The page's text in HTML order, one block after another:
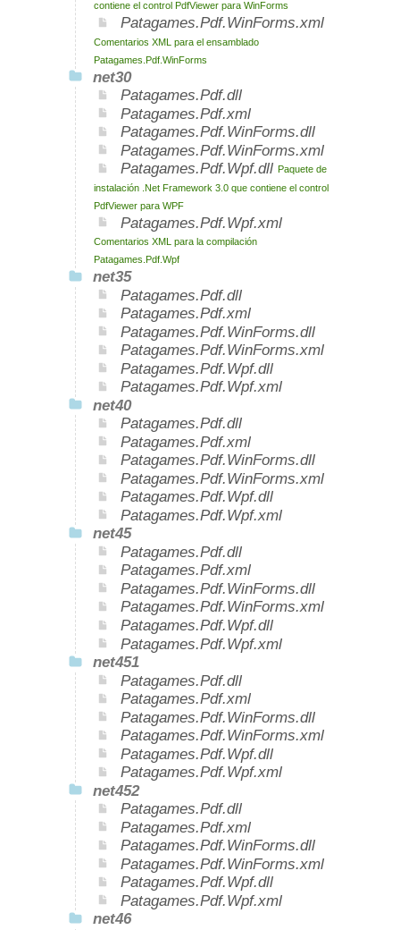
contiene el control PdfViewer para WinForms
Patagames.Pdf.WinForms.xml
Comentarios XML para el ensamblado
Patagames.Pdf.WinForms
net30
Patagames.Pdf.dll
Patagames.Pdf.xml
Patagames.Pdf.WinForms.dll
Patagames.Pdf.WinForms.xml
Patagames.Pdf.Wpf.dll Paquete de
instalación .Net Framework 3.0 que contiene el control
PdfViewer para WPF
Patagames.Pdf.Wpf.xml
Comentarios XML para la compilación
Patagames.Pdf.Wpf
net35
Patagames.Pdf.dll
Patagames.Pdf.xml
Patagames.Pdf.WinForms.dll
Patagames.Pdf.WinForms.xml
Patagames.Pdf.Wpf.dll
Patagames.Pdf.Wpf.xml
net40
Patagames.Pdf.dll
Patagames.Pdf.xml
Patagames.Pdf.WinForms.dll
Patagames.Pdf.WinForms.xml
Patagames.Pdf.Wpf.dll
Patagames.Pdf.Wpf.xml
net45
Patagames.Pdf.dll
Patagames.Pdf.xml
Patagames.Pdf.WinForms.dll
Patagames.Pdf.WinForms.xml
Patagames.Pdf.Wpf.dll
Patagames.Pdf.Wpf.xml
net451
Patagames.Pdf.dll
Patagames.Pdf.xml
Patagames.Pdf.WinForms.dll
Patagames.Pdf.WinForms.xml
Patagames.Pdf.Wpf.dll
Patagames.Pdf.Wpf.xml
net452
Patagames.Pdf.dll
Patagames.Pdf.xml
Patagames.Pdf.WinForms.dll
Patagames.Pdf.WinForms.xml
Patagames.Pdf.Wpf.dll
Patagames.Pdf.Wpf.xml
net46